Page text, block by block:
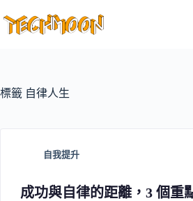
至
容
標籤 自律人生
自我提升
成功與自律的距離，3 個重